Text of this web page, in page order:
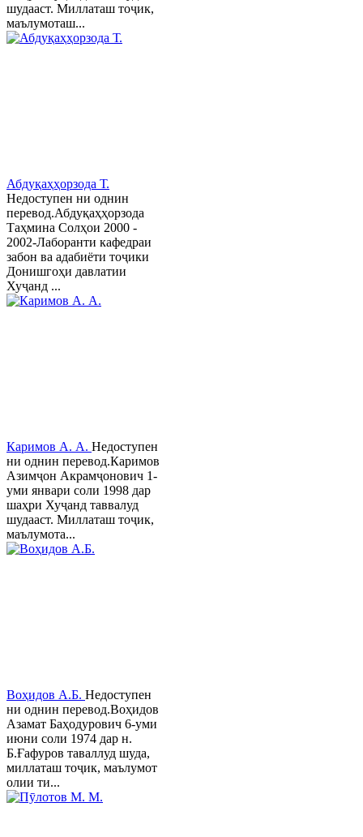
шудааст. Миллаташ тоҷик,
маълумоташ...
Абдуқаҳҳорзода Т.
Недоступен ни однин
перевод.Абдуқаҳҳорзода
Таҳмина Солҳои 2000 -
2002-Лаборанти кафедраи
забон ва адабиёти тоҷики
Донишгоҳи давлатии
Хуҷанд ...
Каримов А. А. Недоступен
ни однин перевод.Каримов
Азимҷон Акрамҷонович 1-
уми январи соли 1998 дар
шаҳри Хуҷанд таввалуд
шудааст. Миллаташ тоҷик,
маълумота...
Воҳидов А.Б. Недоступен
ни однин перевод.Воҳидов
Азамат Баҳодурович 6-уми
июни соли 1974 дар н.
Б.Ғафуров таваллуд шуда,
миллаташ тоҷик, маълумот
олии ти...